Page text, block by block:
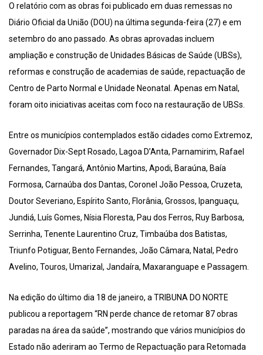
O relatório com as obras foi publicado em duas remessas no
Diário Oficial da União (DOU) na última segunda-feira (27) e em
setembro do ano passado. As obras aprovadas incluem
ampliação e construção de Unidades Básicas de Saúde (UBSs),
reformas e construção de academias de saúde, repactuação de
Centro de Parto Normal e Unidade Neonatal. Apenas em Natal,
foram oito iniciativas aceitas com foco na restauração de UBSs.
Entre os municípios contemplados estão cidades como Extremoz,
Governador Dix-Sept Rosado, Lagoa D’Anta, Parnamirim, Rafael
Fernandes, Tangará, Antônio Martins, Apodi, Baraúna, Baía
Formosa, Carnaúba dos Dantas, Coronel João Pessoa, Cruzeta,
Doutor Severiano, Espírito Santo, Florânia, Grossos, Ipanguaçu,
Jundiá, Luís Gomes, Nísia Floresta, Pau dos Ferros, Ruy Barbosa,
Serrinha, Tenente Laurentino Cruz, Timbaúba dos Batistas,
Triunfo Potiguar, Bento Fernandes, João Câmara, Natal, Pedro
Avelino, Touros, Umarizal, Jandaíra, Maxaranguape e Passagem.
Na edição do último dia 18 de janeiro, a TRIBUNA DO NORTE
publicou a reportagem “RN perde chance de retomar 87 obras
paradas na área da saúde”, mostrando que vários municípios do
Estado não aderiram ao Termo de Repactuação para Retomada